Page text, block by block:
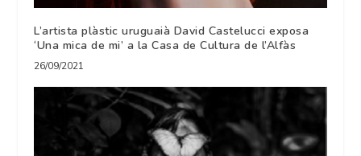
L’artista plàstic uruguaià David Castelucci exposa
‘Una mica de mi’ a la Casa de Cultura de l’Alfàs
26/09/2021